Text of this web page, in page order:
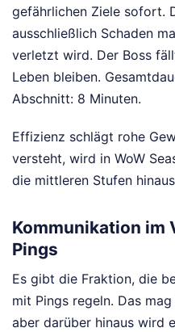
gefährlichen Ziele sofort.
ausschließlich Schaden
verletzt wird. Der Boss
Leben bleiben.
Abschnitt: 8 Minuten.
Effizienz schlägt rohe
versteht, wird in WoW
die mittleren Stufen
Kommunikation im
Pings
Es gibt die Fraktion, die
mit Pings regeln. Das
aber darüber hinaus wird